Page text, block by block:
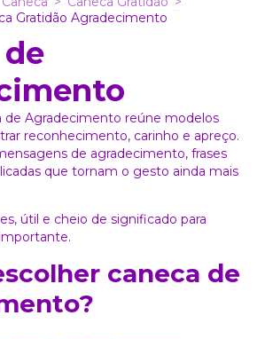
Gratidão Agradecimento
de Agradecimento reúne modelos
reconhecimento, carinho e apreço.
de agradecimento, frases
que tornam o gesto ainda mais
útil e cheio de significado para
caneca de